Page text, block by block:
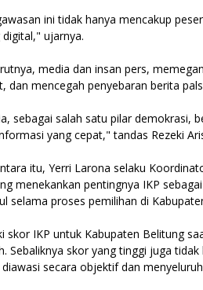
ini tidak hanya mencakup
digital," ujarnya.
media dan insan pers,
dan mencegah penyebaran berita
sebagai salah satu pilar demokrasi,
yang cepat," tandas Rezeki
itu, Yerri Larona selaku
menekankan pentingnya IKP
selama proses pemilihan di
skor IKP untuk Kabupaten Belitung
Sebaliknya skor yang tinggi juga
secara objektif dan